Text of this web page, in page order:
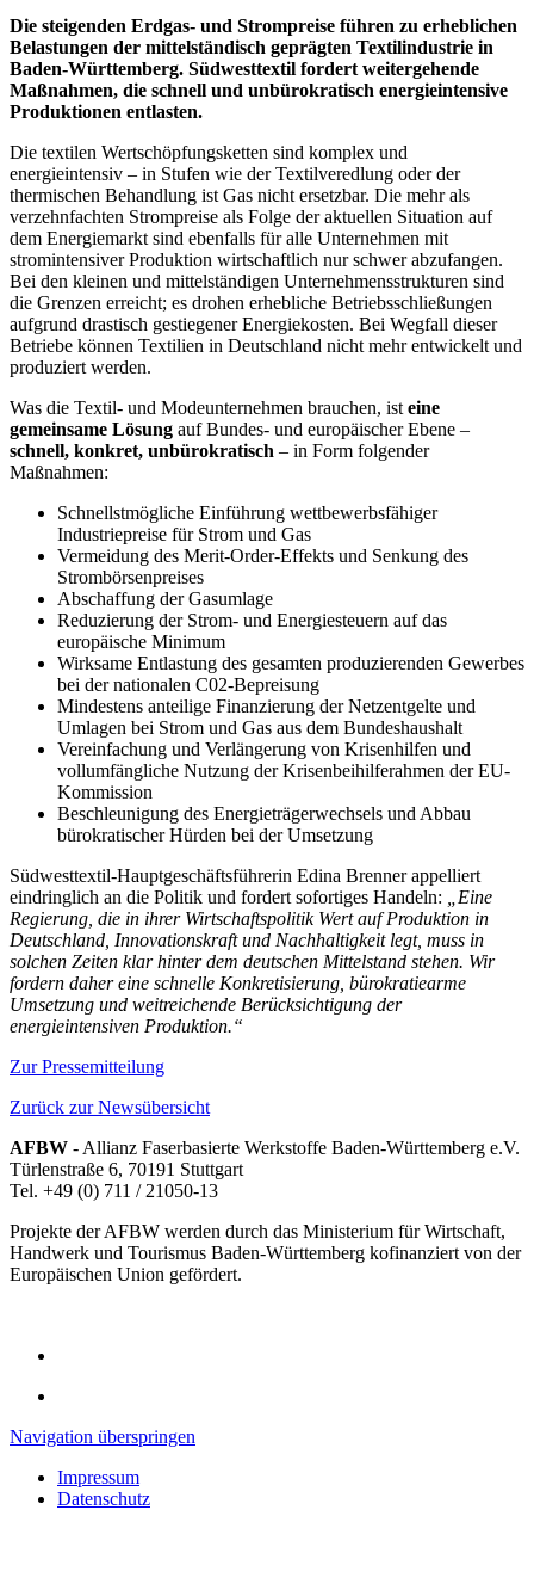
Die steigenden Erdgas- und Strompreise führen zu erheblichen
Belastungen der mittelständisch geprägten Textilindustrie in
Baden-Württemberg. Südwesttextil fordert weitergehende
Maßnahmen, die schnell und unbürokratisch energieintensive
Produktionen entlasten.
Die textilen Wertschöpfungsketten sind komplex und
energieintensiv – in Stufen wie der Textilveredlung oder der
thermischen Behandlung ist Gas nicht ersetzbar. Die mehr als
verzehnfachten Strompreise als Folge der aktuellen Situation auf
dem Energiemarkt sind ebenfalls für alle Unternehmen mit
stromintensiver Produktion wirtschaftlich nur schwer abzufangen.
Bei den kleinen und mittelständigen Unternehmensstrukturen sind
die Grenzen erreicht; es drohen erhebliche Betriebsschließungen
aufgrund drastisch gestiegener Energiekosten. Bei Wegfall dieser
Betriebe können Textilien in Deutschland nicht mehr entwickelt und
produziert werden.
Was die Textil- und Modeunternehmen brauchen, ist eine
gemeinsame Lösung auf Bundes- und europäischer Ebene –
schnell, konkret, unbürokratisch – in Form folgender
Maßnahmen:
Schnellstmögliche Einführung wettbewerbsfähiger
Industriepreise für Strom und Gas
Vermeidung des Merit-Order-Effekts und Senkung des
Strombörsenpreises
Abschaffung der Gasumlage
Reduzierung der Strom- und Energiesteuern auf das
europäische Minimum
Wirksame Entlastung des gesamten produzierenden Gewerbes
bei der nationalen C02-Bepreisung
Mindestens anteilige Finanzierung der Netzentgelte und
Umlagen bei Strom und Gas aus dem Bundeshaushalt
Vereinfachung und Verlängerung von Krisenhilfen und
vollumfängliche Nutzung der Krisenbeihilferahmen der EU-
Kommission
Beschleunigung des Energieträgerwechsels und Abbau
bürokratischer Hürden bei der Umsetzung
Südwesttextil-Hauptgeschäftsführerin Edina Brenner appelliert
eindringlich an die Politik und fordert sofortiges Handeln:
„Eine
Regierung, die in ihrer Wirtschaftspolitik Wert auf Produktion in
Deutschland, Innovationskraft und Nachhaltigkeit legt, muss in
solchen Zeiten klar hinter dem deutschen Mittelstand stehen. Wir
fordern daher eine schnelle Konkretisierung, bürokratiearme
Umsetzung und weitreichende Berücksichtigung der
energieintensiven Produktion.“
Zur Pressemitteilung
Zurück zur Newsübersicht
AFBW - Allianz Faserbasierte Werkstoffe Baden-Württemberg e.V.
Türlenstraße 6, 70191 Stuttgart
Tel. +49 (0) 711 / 21050-13
Projekte der AFBW werden durch das Ministerium für Wirtschaft,
Handwerk und Tourismus Baden-Württemberg kofinanziert von der
Europäischen Union gefördert.
Navigation überspringen
Impressum
Datenschutz